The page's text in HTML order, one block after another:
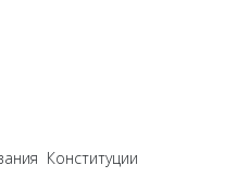
Конституции